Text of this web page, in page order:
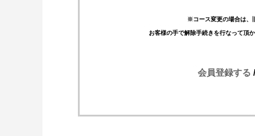
※コース変更の場合は、
お客様の手で解除手続きを行なって頂
会員登録する /